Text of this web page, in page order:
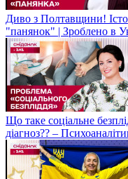
Диво з Полтавщини!
"панянок" | Зроблено в
Що таке соціальне
діагноз?? –